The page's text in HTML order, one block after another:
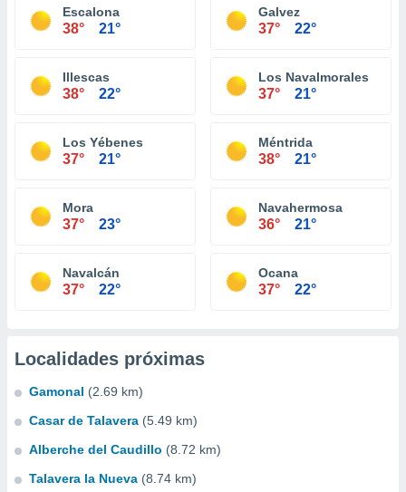
Escalona
38° 21°
Galvez
37° 22°
Illescas
38° 22°
Los Navalmorales
37° 21°
Los Yébenes
37° 21°
Méntrida
38° 21°
Mora
37° 23°
Navahermosa
36° 21°
Navalcán
37° 22°
Ocana
37° 22°
Localidades próximas
Gamonal (2.69 km)
Casar de Talavera (5.49 km)
Alberche del Caudillo (8.72 km)
Talavera la Nueva (8.74 km)